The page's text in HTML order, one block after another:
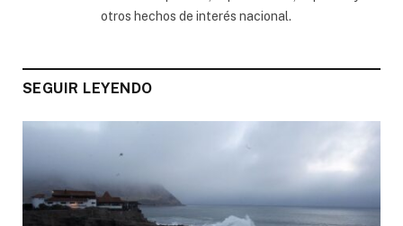
otros hechos de interés nacional.
SEGUIR LEYENDO